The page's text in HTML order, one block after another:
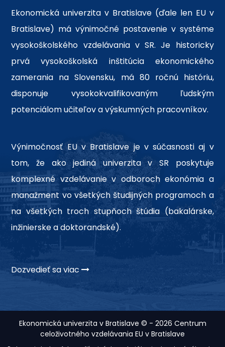
Ekonomická univerzita v Bratislave (ďale len EU v
Bratislave) má výnimočné postavenie v systéme
vysokoškolského vzdelávania v SR. Je historicky
prvá vysokoškolská inštitúcia ekonomického
zamerania na Slovensku, má 80 ročnú históriu,
disponuje vysokokvalifikovaným ľudským
potenciálom učiteľov a výskumných pracovníkov.
Výnimočnosť EU v Bratislave je v súčasnosti aj v
tom, že ako jediná univerzita v SR poskytuje
komplexné vzdelávanie v odboroch ekonómia a
manažment vo všetkých študijných programoch a
na všetkých troch stupňoch štúdia (bakalárske,
inžinierske a doktorandské).
Dozvedieť sa viac
Ekonomická univerzita v Bratislave © - 2026 Centrum
celoživotného vzdelávania EU v Bratislave